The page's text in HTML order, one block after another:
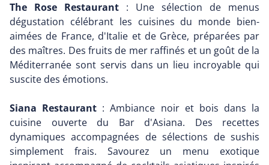
The Rose Restaurant : Une sélection de menus
dégustation célébrant les cuisines du monde bien-
aimées de France, d'Italie et de Grèce, préparées par
des maîtres. Des fruits de mer raffinés et un goût de la
Méditerranée sont servis dans un lieu incroyable qui
suscite des émotions.
Siana Restaurant : Ambiance noir et bois dans la
cuisine ouverte du Bar d'Asiana. Des recettes
dynamiques accompagnées de sélections de sushis
simplement frais. Savourez un menu exotique